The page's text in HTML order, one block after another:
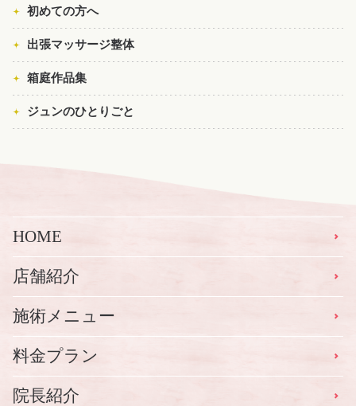
初めての方へ
出張マッサージ整体
箱庭作品集
ジュンのひとりごと
HOME
店舗紹介
施術メニュー
料金プラン
院長紹介